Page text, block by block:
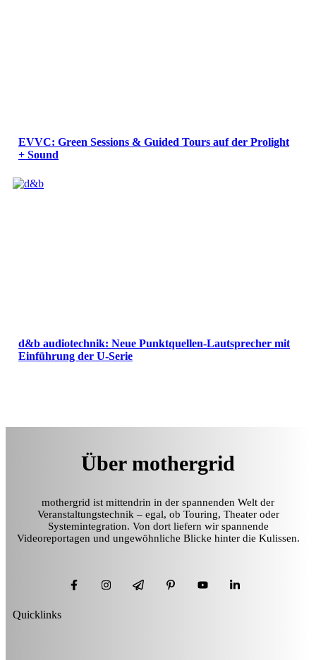
EVVC: Green Sessions & Guided Tours auf der Prolight
+ Sound
d&b audiotechnik: Neue Punktquellen-Lautsprecher mit
Einführung der U-Serie
Über mothergrid
mothergrid ist mittendrin in der spannenden Welt der
Veranstaltungstechnik – egal, ob Touring, Theater oder
Systemintegration. Von dort liefern wir spannende
Videoreportagen und ungewöhnliche Blicke hinter die Kulissen.
Quicklinks